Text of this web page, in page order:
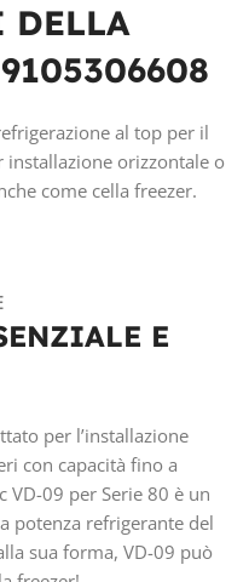
DELLA
al top per il
orizzontale o
come cella freezer.
E
per l’installazione
con capacità fino a
VD-09 per Serie 80 è un
potenza refrigerante del
sua forma, VD-09 può